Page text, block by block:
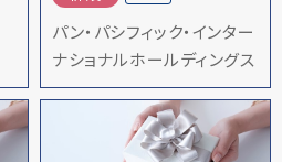
パン・パシフィック・インター
ナショナルホールディングス